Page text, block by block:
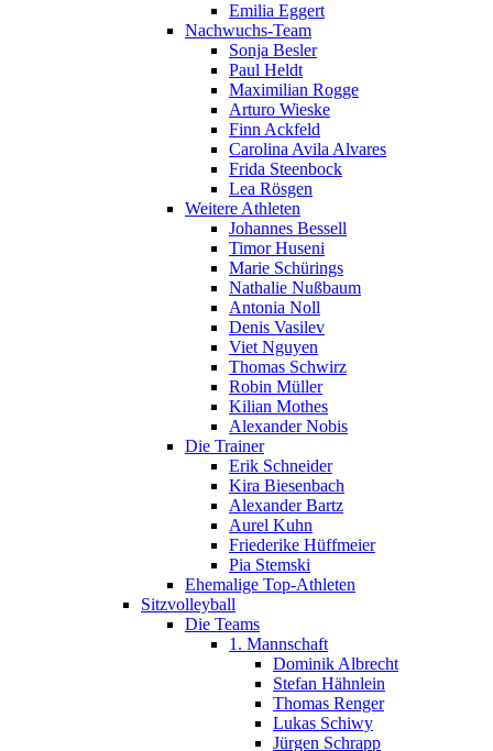
Emilia Eggert
Nachwuchs-Team
Sonja Besler
Paul Heldt
Maximilian Rogge
Arturo Wieske
Finn Ackfeld
Carolina Avila Alvares
Frida Steenbock
Lea Rösgen
Weitere Athleten
Johannes Bessell
Timor Huseni
Marie Schürings
Nathalie Nußbaum
Antonia Noll
Denis Vasilev
Viet Nguyen
Thomas Schwirz
Robin Müller
Kilian Mothes
Alexander Nobis
Die Trainer
Erik Schneider
Kira Biesenbach
Alexander Bartz
Aurel Kuhn
Friederike Hüffmeier
Pia Stemski
Ehemalige Top-Athleten
Sitzvolleyball
Die Teams
1. Mannschaft
Dominik Albrecht
Stefan Hähnlein
Thomas Renger
Lukas Schiwy
Jürgen Schrapp